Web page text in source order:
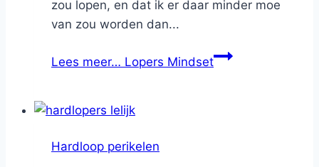
zou lopen, en dat ik er daar minder moe
van zou worden dan...
Lees meer… Lopers Mindset
Hardloop perikelen